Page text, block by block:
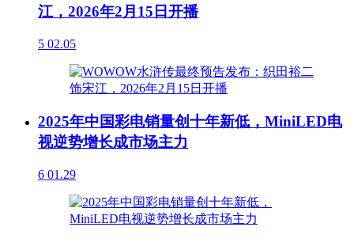
江，2026年2月15日开播
5 02.05
2025年中国彩电销量创十年新低，MiniLED电
视逆势增长成市场主力
6 01.29